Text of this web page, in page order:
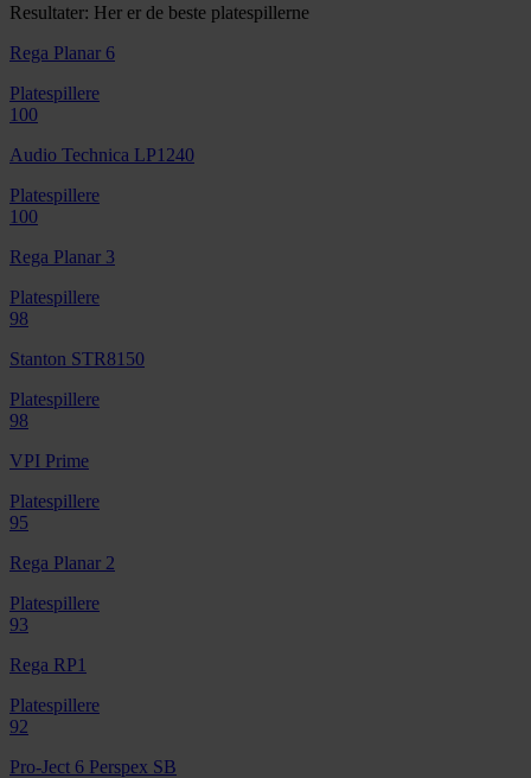
Resultater: Her er de beste platespillerne
Rega Planar 6
Platespillere
100
Audio Technica LP1240
Platespillere
100
Rega Planar 3
Platespillere
98
Stanton STR8150
Platespillere
98
VPI Prime
Platespillere
95
Rega Planar 2
Platespillere
93
Rega RP1
Platespillere
92
Pro-Ject 6 Perspex SB